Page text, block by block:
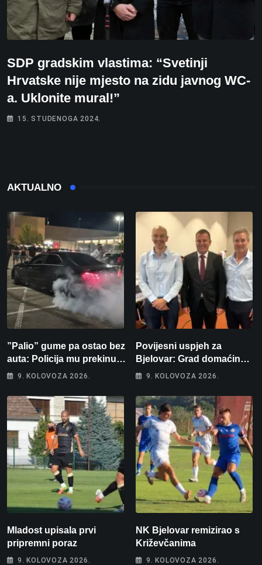
SDP gradskim vlastima: “Svetinji
Hrvatske nije mjesto na zidu javnog WC-
a. Uklonite mural!”
15. STUDENOGA 2024.
AKTUALNO
”Palio” gume pa ostao bez
auta: Policija mu prekinula
”show” na parkingu u
9. KOLOVOZA 2026.
Povijesni uspjeh za
Bjelovar: Grad domaćin
Europskog juniorskog
9. KOLOVOZA 2026.
Mladost upisala prvi
pripremni poraz
9. KOLOVOZA 2026.
NK Bjelovar remizirao s
Križevčanima
9. KOLOVOZA 2026.